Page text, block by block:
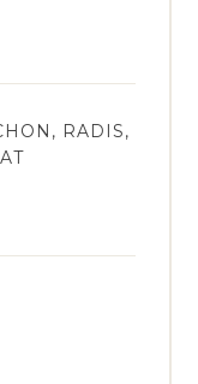
RADIS,